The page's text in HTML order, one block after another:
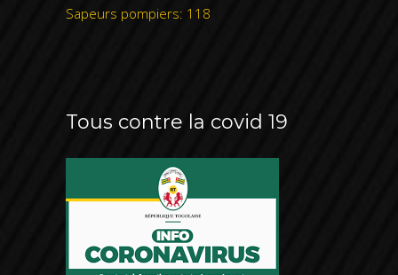
Sapeurs pompiers: 118
Tous contre la covid 19